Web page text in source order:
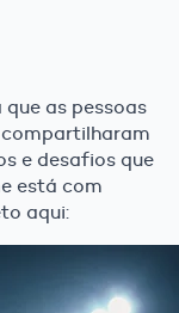
as pessoas
e desafios que
está com
aqui: